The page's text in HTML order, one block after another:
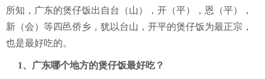
所知，广东的煲仔饭出自台（山），开（平），恩（平），
新（会）等四邑侨乡，犹以台山，开平的煲仔饭为最正宗，
也是最好吃的。
1、广东哪个地方的煲仔饭最好吃？